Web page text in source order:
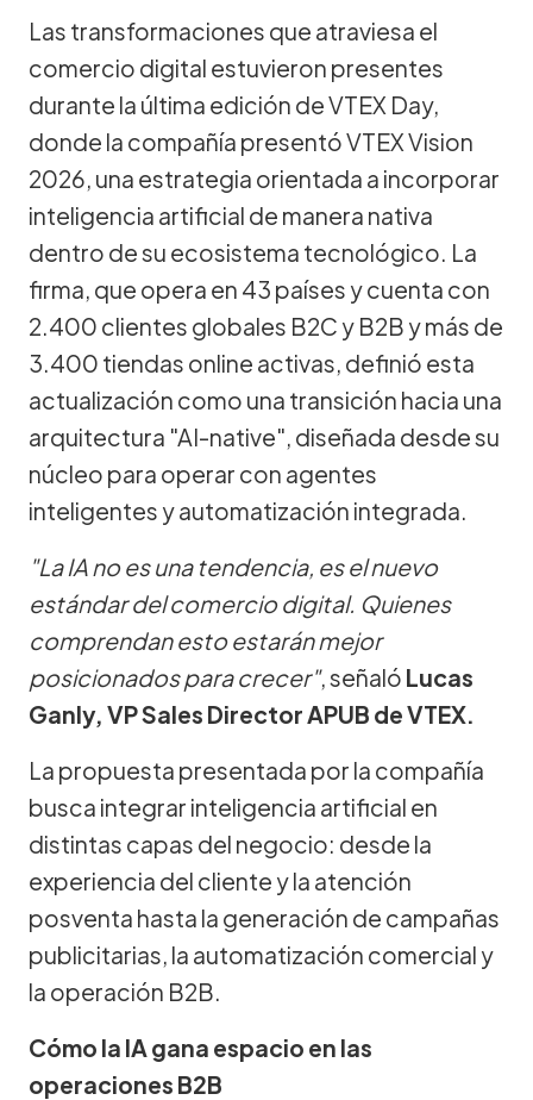
Las transformaciones que atraviesa el
comercio digital estuvieron presentes
durante la última edición de VTEX Day,
donde la compañía presentó VTEX Vision
2026, una estrategia orientada a incorporar
inteligencia artificial de manera nativa
dentro de su ecosistema tecnológico. La
firma, que opera en 43 países y cuenta con
2.400 clientes globales B2C y B2B y más de
3.400 tiendas online activas, definió esta
actualización como una transición hacia una
arquitectura "AI-native", diseñada desde su
núcleo para operar con agentes
inteligentes y automatización integrada.
"La IA no es una tendencia, es el nuevo
estándar del comercio digital. Quienes
comprendan esto estarán mejor
posicionados para crecer", señaló Lucas
Ganly, VP Sales Director APUB de VTEX.
La propuesta presentada por la compañía
busca integrar inteligencia artificial en
distintas capas del negocio: desde la
experiencia del cliente y la atención
posventa hasta la generación de campañas
publicitarias, la automatización comercial y
la operación B2B.
Cómo la IA gana espacio en las
operaciones B2B